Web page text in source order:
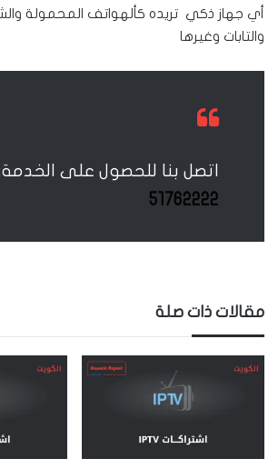
أي جهاز ذكي تريده كألهواتف المحمولة
والتابات وغيرها
اتصل بنا للحصول على
51762222
مقالات ذات صلة